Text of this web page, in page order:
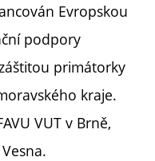
Evropskou
podpory
primátorky
kraje.
VUT v Brně,